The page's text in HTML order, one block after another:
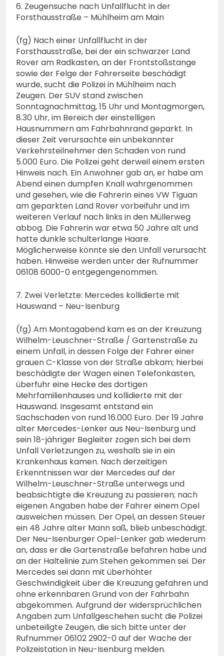
6. Zeugensuche nach Unfallflucht in der
Forsthausstraße – Mühlheim am Main
(fg) Nach einer Unfallflucht in der
Forsthausstraße, bei der ein schwarzer Land
Rover am Radkasten, an der Frontstoßstange
sowie der Felge der Fahrerseite beschädigt
wurde, sucht die Polizei in Mühlheim nach
Zeugen. Der SUV stand zwischen
Sonntagnachmittag, 15 Uhr und Montagmorgen,
8.30 Uhr, im Bereich der einstelligen
Hausnummern am Fahrbahnrand geparkt. In
dieser Zeit verursachte ein unbekannter
Verkehrsteilnehmer den Schaden von rund
5.000 Euro. Die Polizei geht derweil einem ersten
Hinweis nach. Ein Anwohner gab an, er habe am
Abend einen dumpfen Knall wahrgenommen
und gesehen, wie die Fahrerin eines VW Tiguan
am geparkten Land Rover vorbeifuhr und im
weiteren Verlauf nach links in den Müllerweg
abbog. Die Fahrerin war etwa 50 Jahre alt und
hatte dunkle schulterlange Haare.
Möglicherweise könnte sie den Unfall verursacht
haben. Hinweise werden unter der Rufnummer
06108 6000-0 entgegengenommen.
7. Zwei Verletzte: Mercedes kollidierte mit
Hauswand – Neu-Isenburg
(fg) Am Montagabend kam es an der Kreuzung
Wilhelm-Leuschner-Straße / Gartenstraße zu
einem Unfall, in dessen Folge der Fahrer einer
grauen C-Klasse von der Straße abkam; hierbei
beschädigte der Wagen einen Telefonkasten,
überfuhr eine Hecke des dortigen
Mehrfamilienhauses und kollidierte mit der
Hauswand. Insgesamt entstand ein
Sachschaden von rund 16.000 Euro. Der 19 Jahre
alter Mercedes-Lenker aus Neu-Isenburg und
sein 18-jähriger Begleiter zogen sich bei dem
Unfall Verletzungen zu, weshalb sie in ein
Krankenhaus kamen. Nach derzeitigen
Erkenntnissen war der Mercedes auf der
Wilhelm-Leuschner-Straße unterwegs und
beabsichtigte die Kreuzung zu passieren; nach
eigenen Angaben habe der Fahrer einem Opel
ausweichen müssen. Der Opel, an dessen Steuer
ein 48 Jahre alter Mann saß, blieb unbeschädigt.
Der Neu-Isenburger Opel-Lenker gab wiederum
an, dass er die Gartenstraße befahren habe und
an der Haltelinie zum Stehen gekommen sei. Der
Mercedes sei dann mit überhöhter
Geschwindigkeit über die Kreuzung gefahren und
ohne erkennbaren Grund von der Fahrbahn
abgekommen. Aufgrund der widersprüchlichen
Angaben zum Unfallgeschehen sucht die Polizei
unbeteiligte Zeugen, die sich bitte unter der
Rufnummer 06102 2902-0 auf der Wache der
Polizeistation in Neu-Isenburg melden.